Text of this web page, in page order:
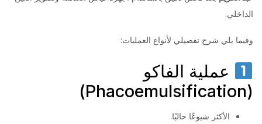
الداخلي.
وفيما يلي شرح تفصيلي لأنواع العمليات:
عملية الفاكو
(Phacoemulsification)
الأكثر شيوعًا حاليًا.